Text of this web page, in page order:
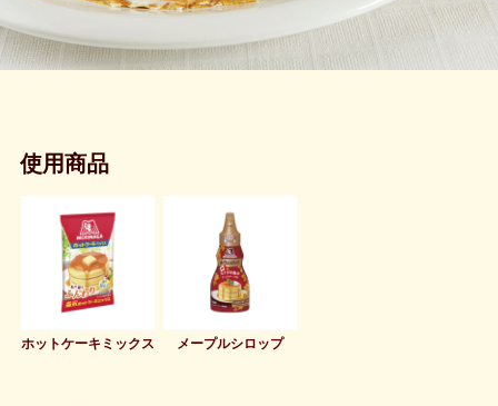
使用商品
ホットケーキミックス メープルシロップ